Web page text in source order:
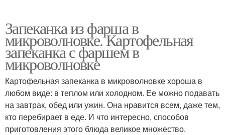
Запеканка из фарша в
микроволновке. Картофельная
запеканка с фаршем в
микроволновке
Картофельная запеканка в микроволновке хороша в
любом виде: в теплом или холодном. Ее можно подавать
на завтрак, обед или ужин. Она нравится всем, даже тем,
кто перебирает в еде. И что интересно, способов
приготовления этого блюда великое множество.